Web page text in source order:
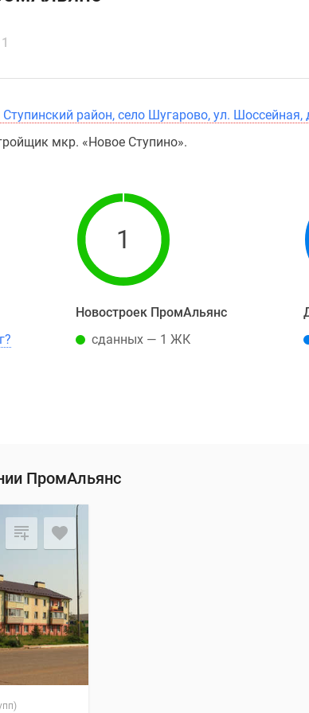
район, село Шугарово, ул. Шоссейная,
мкр. «Новое Ступино».
1
Новостроек ПромАльянс
сданных — 1 ЖК
ПромАльянс